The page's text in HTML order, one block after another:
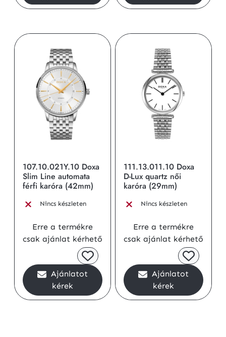
107.10.021Y.10 Doxa
Slim Line automata
férfi karóra (42mm)
Nincs készleten
Erre a termékre
csak ajánlat kérhető
kérek
111.13.011.10 Doxa
D-Lux quartz női
karóra (29mm)
Nincs készleten
Erre a termékre
csak ajánlat kérhető
kérek